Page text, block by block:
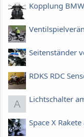
Kopplung
Seitenständer
RDKS RDC
A Lichtschalter
Space X